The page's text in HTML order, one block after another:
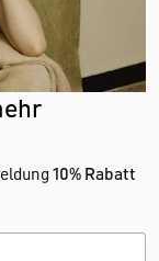
10% Rabatt